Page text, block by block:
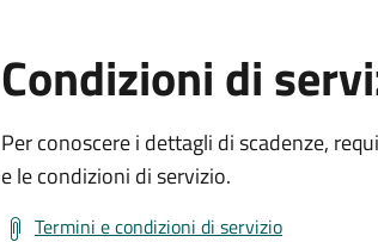
Condizioni di
Per conoscere i dettagli di scadenze,
e le condizioni di servizio.
Termini e condizioni di servizio